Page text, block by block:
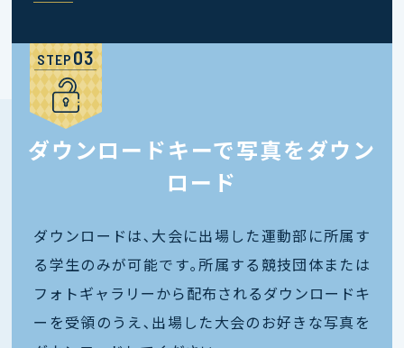
STEP
ダウンロードキーで写真をダウン
ロード
ダウンロードは､大会に出場した運動部に所属す
る学生のみが可能です｡所属する競技団体または
フォトギャラリーから配布されるダウンロードキ
ーを受領のうえ､出場した大会のお好きな写真を